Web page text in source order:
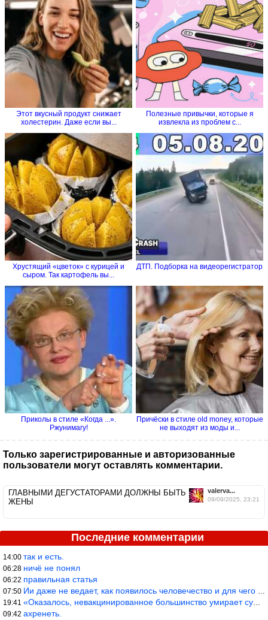
Этот вкусный продукт снижает
холестерин. Даже если вы...
Полезные привычки, которые я
извлекла из проблем с...
Хрустящий «цветок» с курицей и
сыром. Так картофель вы...
ДТП. Подборка на видеорегистратор
Приколы в стиле «Когда ...».
Ржунимагу!
Причёски в стиле old money, которые
не выходят из моды и...
Только зарегистрированные и авторизованные
пользователи могут оставлять комментарии.
valerva...
09/09/2025, 23:21
ГЛАВНЫМИ ДЕГУСТАТОРАМИ ДОЛЖНЫ БЫТЬ
ЖЕНЫ
Последние комментарии
14:00 так и есть.
06:28 ничё не понял
06:22 правильная статья
07:50 Ии даже не ведает, как появилось человечество и для чего оно сущ
19:41 «Оказалось, невакцинированное большинство умирает существенно ча
09:42 ахренеть.